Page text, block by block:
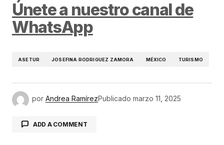
Únete a nuestro canal de
WhatsApp
ASETUR JOSEFINA RODRIGUEZ ZAMORA MÉXICO TURISMO
por Andrea RamírezPublicado marzo 11, 2025
ADD A COMMENT